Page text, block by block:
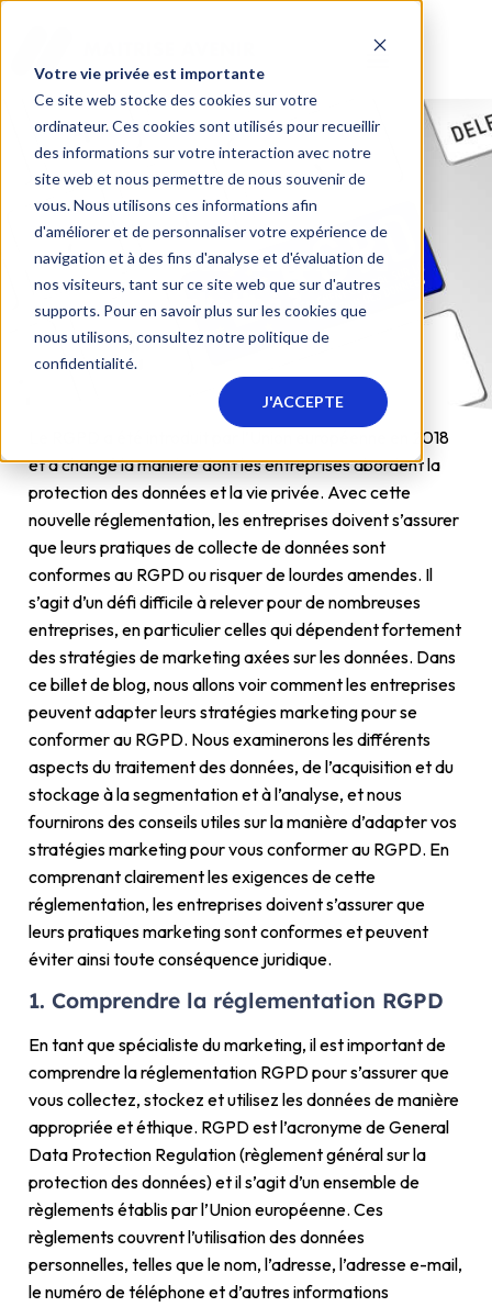
Votre vie privée est importante
Ce site web stocke des cookies sur votre
ordinateur. Ces cookies sont utilisés pour recueillir
des informations sur votre interaction avec notre
site web et nous permettre de nous souvenir de
vous. Nous utilisons ces informations afin
d'améliorer et de personnaliser votre expérience de
navigation et à des fins d'analyse et d'évaluation de
nos visiteurs, tant sur ce site web que sur d'autres
supports. Pour en savoir plus sur les cookies que
nous utilisons, consultez notre politique de
confidentialité.
J'ACCEPTE
RGPD : comment adapter sa
stratégie marketing ?
Le RGPD a été introduit par l’Union européenne en 2018
et a changé la manière dont les entreprises abordent la
protection des données et la vie privée. Avec cette
nouvelle réglementation, les entreprises doivent s’assurer
que leurs pratiques de collecte de données sont
conformes au RGPD ou risquer de lourdes amendes. Il
s’agit d’un défi difficile à relever pour de nombreuses
entreprises, en particulier celles qui dépendent fortement
des stratégies de marketing axées sur les données. Dans
ce billet de blog, nous allons voir comment les entreprises
peuvent adapter leurs stratégies marketing pour se
conformer au RGPD. Nous examinerons les différents
aspects du traitement des données, de l’acquisition et du
stockage à la segmentation et à l’analyse, et nous
fournirons des conseils utiles sur la manière d’adapter vos
stratégies marketing pour vous conformer au RGPD. En
comprenant clairement les exigences de cette
réglementation, les entreprises doivent s’assurer que
leurs pratiques marketing sont conformes et peuvent
éviter ainsi toute conséquence juridique.
1. Comprendre la réglementation RGPD
En tant que spécialiste du marketing, il est important de
comprendre la réglementation RGPD pour s’assurer que
vous collectez, stockez et utilisez les données de manière
appropriée et éthique. RGPD est l’acronyme de General
Data Protection Regulation (règlement général sur la
protection des données) et il s’agit d’un ensemble de
règlements établis par l’Union européenne. Ces
règlements couvrent l’utilisation des données
personnelles, telles que le nom, l’adresse, l’adresse e-mail,
le numéro de téléphone et d’autres informations